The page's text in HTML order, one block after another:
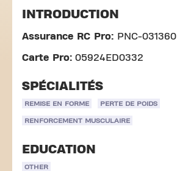
INTRODUCTION
Assurance RC Pro: PNC-031360
Carte Pro: 05924ED0332
SPÉCIALITÉS
REMISE EN FORME PERTE DE POIDS
RENFORCEMENT MUSCULAIRE
EDUCATION
OTHER